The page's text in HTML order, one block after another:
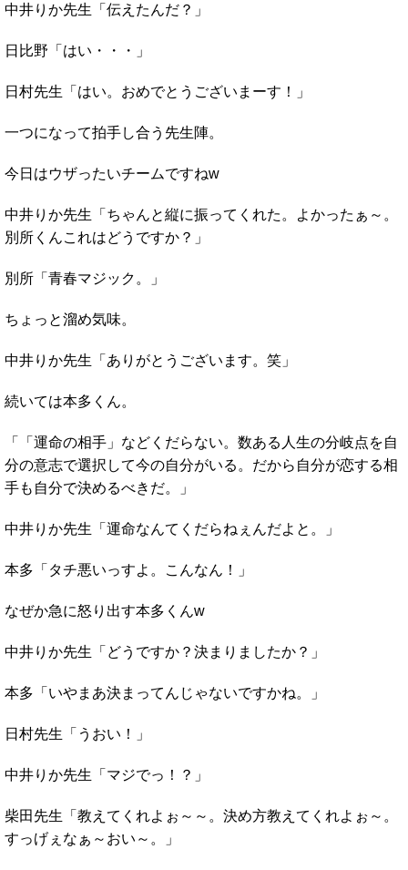
中井りか先生「伝えたんだ？」
日比野「はい・・・」
日村先生「はい。おめでとうございまーす！」
一つになって拍手し合う先生陣。
今日はウザったいチームですねw
中井りか先生「ちゃんと縦に振ってくれた。よかったぁ～。
別所くんこれはどうですか？」
別所「青春マジック。」
ちょっと溜め気味。
中井りか先生「ありがとうございます。笑」
続いては本多くん。
「「運命の相手」などくだらない。数ある人生の分岐点を自
分の意志で選択して今の自分がいる。だから自分が恋する相
手も自分で決めるべきだ。」
中井りか先生「運命なんてくだらねぇんだよと。」
本多「タチ悪いっすよ。こんなん！」
なぜか急に怒り出す本多くんw
中井りか先生「どうですか？決まりましたか？」
本多「いやまあ決まってんじゃないですかね。」
日村先生「うおい！」
中井りか先生「マジでっ！？」
柴田先生「教えてくれよぉ～～。決め方教えてくれよぉ～。
すっげぇなぁ～おい～。」